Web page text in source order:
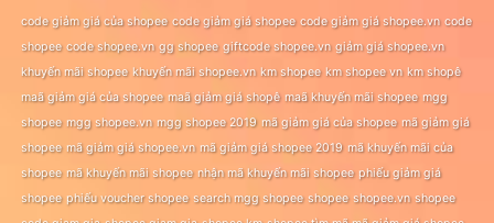
code giảm giá của shopee code giảm giá shopee code giảm giá shopee.vn code
shopee code shopee.vn gg shopee giftcode shopee.vn giảm giá shopee.vn
khuyến mãi shopee khuyến mãi shopee.vn km shopee km shopee vn km shopê
maã giảm giá của shopee maã giảm giá shopê maã khuyến mãi shopee mgg
shopee mgg shopee.vn mgg shopee 2019 mã giảm giá của shopee mã giảm giá
shopee mã giảm giá shopee.vn mã giảm giá shopee 2019 mã khuyến mãi của
shopee mã khuyến mãi shopee nhận mã khuyến mãi shopee phiếu giảm giá
shopee phiếu voucher shopee search mgg shopee shopee shopee.vn shopee